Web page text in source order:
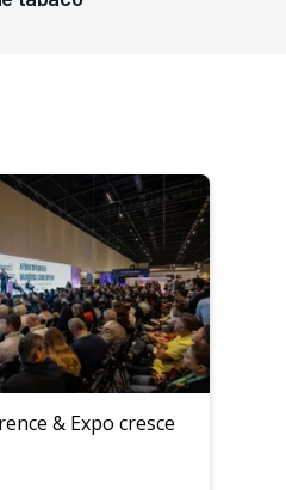
& Expo cresce